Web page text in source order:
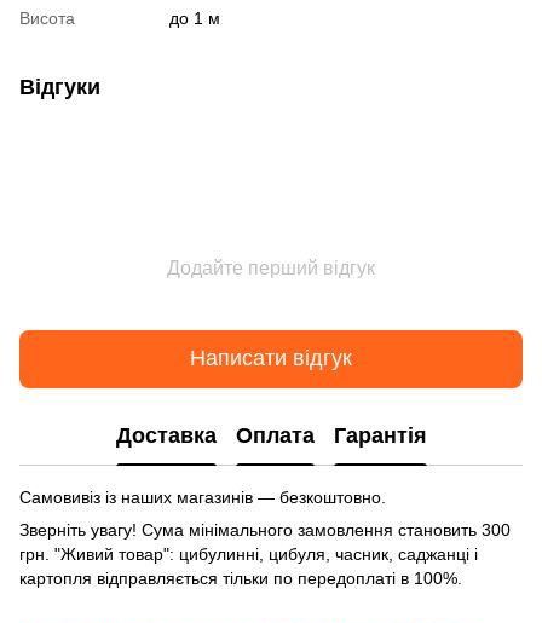
Висота
до 1 м
Відгуки
Додайте перший відгук
Написати відгук
Доставка Оплата Гарантія
Самовивіз із наших магазинів — безкоштовно.
Зверніть увагу! Сума мінімального замовлення становить 300
грн. "Живий товар": цибулинні, цибуля, часник, саджанці і
картопля відправляється тільки по передоплаті в 100%.